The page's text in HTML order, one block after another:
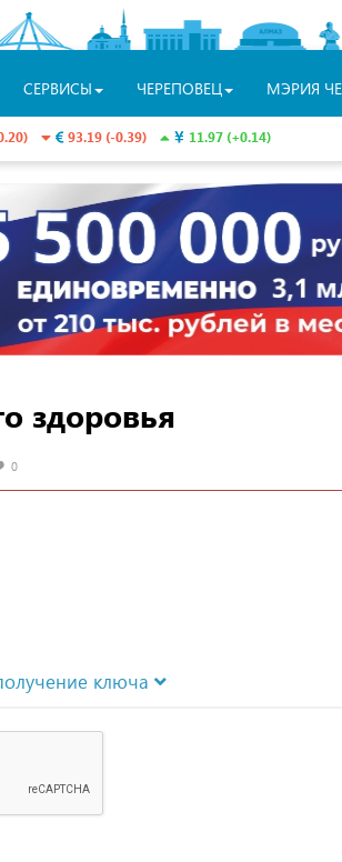
СЕРВИСЫ ЧЕРЕПОВЕЦ МЭРИЯ
93.19 (-0.39) 11.97 (+0.14)
здоровья
0
ключа